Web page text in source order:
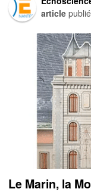
article
Le Marin, la